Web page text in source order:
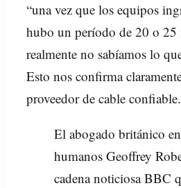
“una vez que los equipos
hubo un período de 20 o 25
realmente no sabíamos lo
Esto nos confirma
proveedor de cable confiable.
El abogado británico
humanos Geoffrey
cadena noticiosa BBC